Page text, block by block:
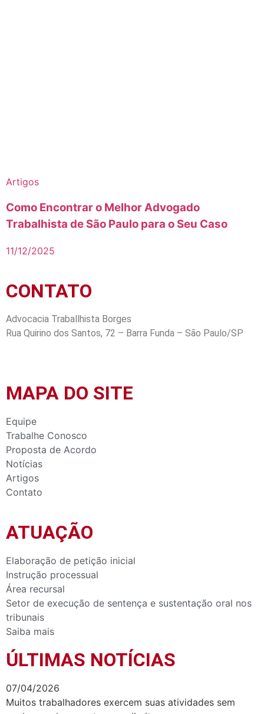
Artigos
Como Encontrar o Melhor Advogado
Trabalhista de São Paulo para o Seu Caso
11/12/2025
CONTATO
Advocacia Traballhista Borges
Rua Quirino dos Santos, 72 – Barra Funda – São Paulo/SP
MAPA DO SITE
Equipe
Trabalhe Conosco
Proposta de Acordo
Notícias
Artigos
Contato
ATUAÇÃO
Elaboração de petição inicial
Instrução processual
Área recursal
Setor de execução de sentença e sustentação oral nos
tribunais
Saiba mais
ÚLTIMAS NOTÍCIAS
07/04/2026
Muitos trabalhadores exercem suas atividades sem